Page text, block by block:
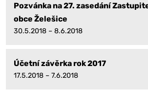
Pozvánka na 27. zasedání
obce Želešice
30.5.2018 – 8.6.2018
Účetní závěrka rok 2017
17.5.2018 – 7.6.2018